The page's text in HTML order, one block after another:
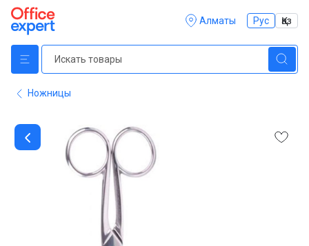
Алматы Рус Қаз
Ножницы